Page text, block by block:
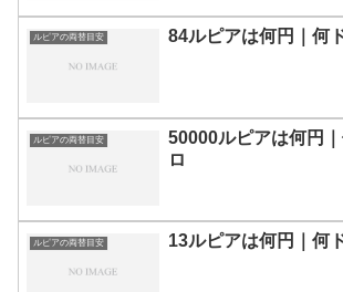
ルピアの両替目安 84ルピアは何円｜何
ルピアの両替目安
50000ルピアは何円
ロ
ルピアの両替目安 13ルピアは何円｜何